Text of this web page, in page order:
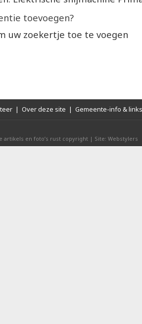
toevoegen?
uw zoekertje toe te voegen
| Over deze site | Gemeente-info & links
artikels en foto’s rust copyright | Site: Webstylers